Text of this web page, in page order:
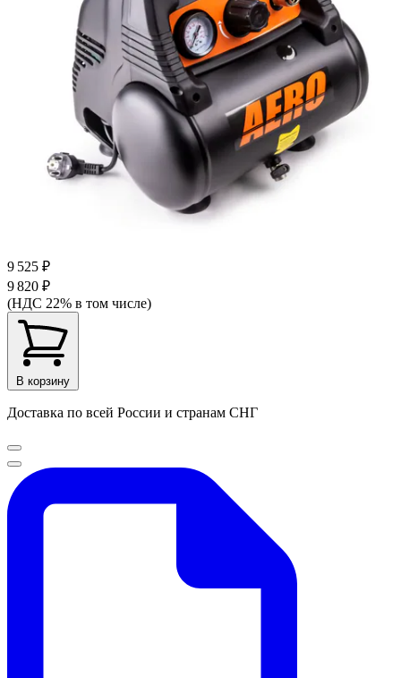
9 525 ₽
9 820 ₽
(НДС 22% в том числе)
В корзину
Доставка по всей России и странам СНГ